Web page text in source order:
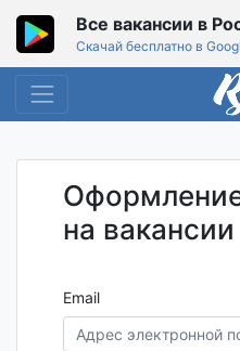
Все вакансии в
Скачай бесплатно в
на вакансии
Email